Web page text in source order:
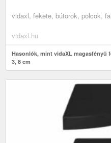
vidaxl, fekete, bútorok, polcok,
vidaxl.hu
Hasonlók, mint vidaXL magasfényű
3, 8 cm